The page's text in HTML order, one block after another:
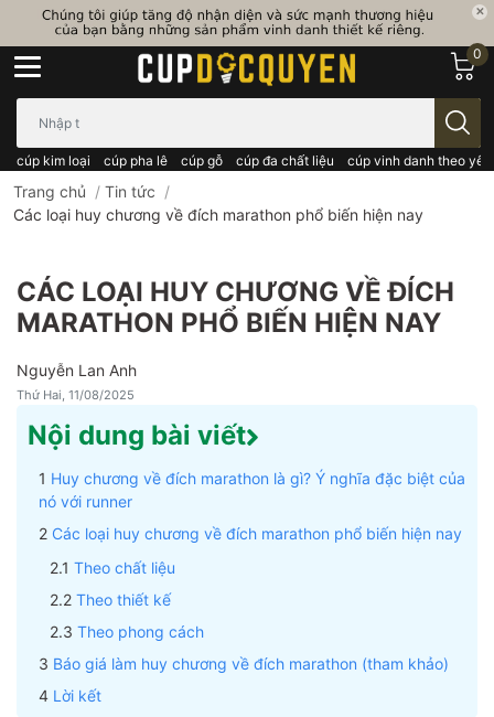
cúp kim loại cúp pha lê cúp gỗ cúp đa chất liệu cúp vinh danh theo
0
Trang chủ / Tin tức /
Các loại huy chương về đích marathon phổ biến hiện nay
CÁC LOẠI HUY CHƯƠNG VỀ ĐÍCH
MARATHON PHỔ BIẾN HIỆN NAY
Nguyễn Lan Anh
Thứ Hai, 11/08/2025
Nội dung bài viết
Huy chương về đích marathon là gì? Ý nghĩa đặc biệt của
nó với runner
Các loại huy chương về đích marathon phổ biến hiện nay
Theo chất liệu
Theo thiết kế
Theo phong cách
Báo giá làm huy chương về đích marathon (tham khảo)
Lời kết